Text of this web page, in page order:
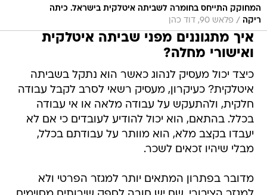
המחוקק התייחס בחומרה לשביתה איטלקית בישראל. כיתה
ריקה / פלאש 90, דוד כהן
איך מתגוננים מפני שביתה איטלקית
ואישורי מחלה?
כיצד יכול מעסיק לנהוג כאשר הוא נתקל בשביתה
איטלקית? כעיקרון, מעסיק רשאי לסרב לקבל עבודה
חלקית, ולהתעקש על עבודה מלאה או אי עבודה
בכלל. בהתאם, הוא יכול להודיע לעובדים כי אם לא
יעבדו בקצב מלא, הוא מוותר על עבודתם בכלל,
מבלי שיהיו זכאים לשכר.
מדובר בפתרון המתאים יותר למגזר הפרטי ולא